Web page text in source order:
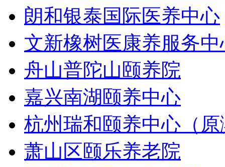
朗和银泰国际医养中心
文新橡树医康养服务中
舟山普陀山颐养院
嘉兴南湖颐养中心
杭州瑞和颐养中心（
萧山区颐乐养老院